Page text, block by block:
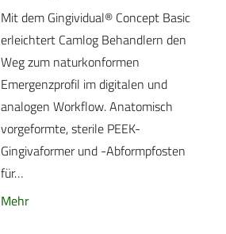
Mit dem Gingividual® Concept Basic
erleichtert Camlog Behandlern den
Weg zum naturkonformen
Emergenzprofil im digitalen und
analogen Workflow. Anatomisch
vorgeformte, sterile PEEK-
Gingivaformer und -Abformpfosten
für…
Mehr